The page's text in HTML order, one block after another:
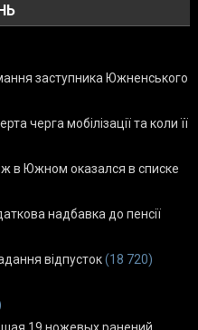
заступника Южненського
черга мобілізації та коли її
в Южном оказался в списке
надбавка до пенсії
відпусток(18 720)
19 ножевых ранений,